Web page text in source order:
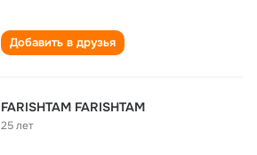
Добавить в друзья
FARISHTAM FARISHTAM
25 лет